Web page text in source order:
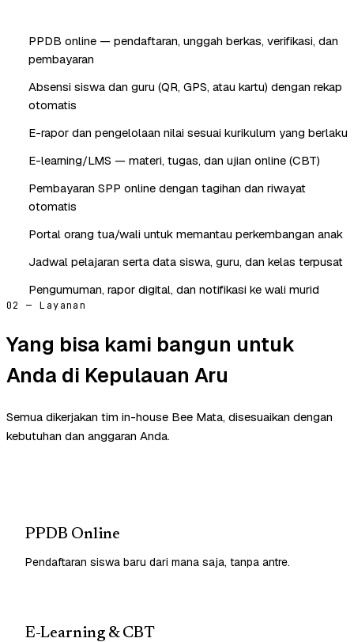
PPDB online — pendaftaran, unggah berkas, verifikasi, dan
pembayaran
Absensi siswa dan guru (QR, GPS, atau kartu) dengan rekap
otomatis
E-rapor dan pengelolaan nilai sesuai kurikulum yang berlaku
E-learning/LMS — materi, tugas, dan ujian online (CBT)
Pembayaran SPP online dengan tagihan dan riwayat
otomatis
Portal orang tua/wali untuk memantau perkembangan anak
Jadwal pelajaran serta data siswa, guru, dan kelas terpusat
Pengumuman, rapor digital, dan notifikasi ke wali murid
02 — Layanan
Yang bisa kami bangun untuk
Anda di Kepulauan Aru
Semua dikerjakan tim in-house Bee Mata, disesuaikan dengan
kebutuhan dan anggaran Anda.
PPDB Online
Pendaftaran siswa baru dari mana saja, tanpa antre.
E-Learning & CBT